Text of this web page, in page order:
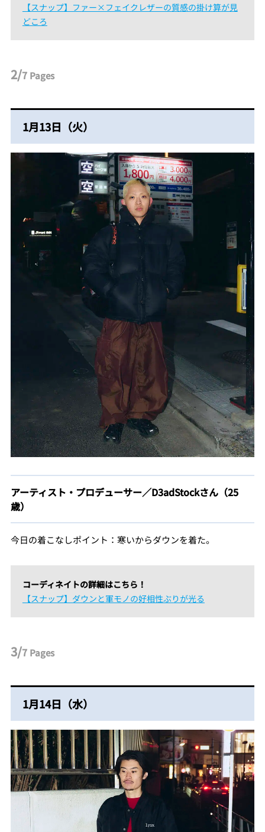
【スナップ】ファー×フェイクレザーの質感の掛け算が見
どころ
2/7 Pages
1月13日（火）
アーティスト・プロデューサー／D3adStockさん（25
歳）
今日の着こなしポイント：寒いからダウンを着た。
コーディネイトの詳細はこちら！
【スナップ】ダウンと軍モノの好相性ぶりが光る
3/7 Pages
1月14日（水）